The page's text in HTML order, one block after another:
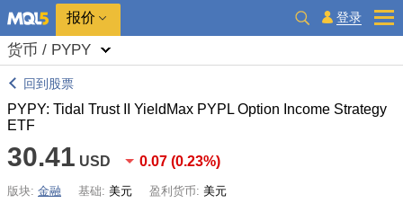
报价 登录
货币 / PYPY
回到股票
PYPY: Tidal Trust II YieldMax PYPL Option Income Strategy
ETF
30.41 USD 0.07 (0.23%)
版块: 金融 基础: 美元 盈利货币: 美元